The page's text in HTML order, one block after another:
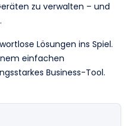
zu verwalten – und
Lösungen ins Spiel.
einfachen
Business-Tool.